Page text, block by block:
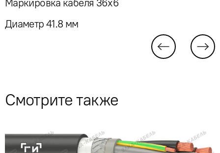
Маркировка кабеля 36x6
Диаметр 41.8 мм
Смотрите также